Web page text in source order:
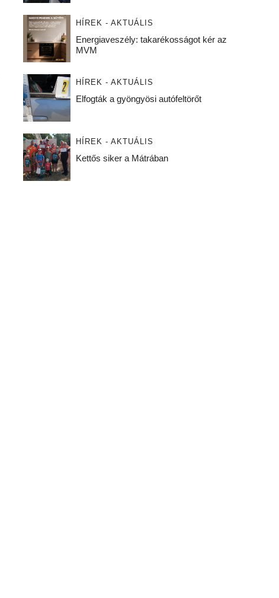
HÍREK - AKTUÁLIS
Energiaveszély: takarékosságot kér az
MVM
HÍREK - AKTUÁLIS
Elfogták a gyöngyösi autófeltörőt
HÍREK - AKTUÁLIS
Kettős siker a Mátrában